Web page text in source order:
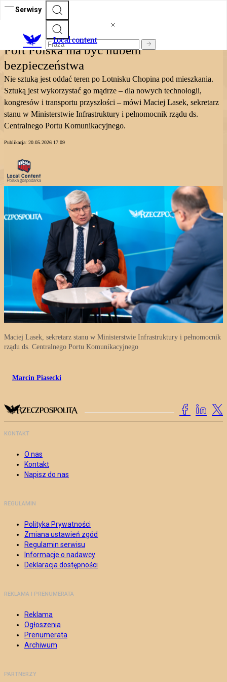
Serwisy
Local content
Port Polska ma być hubem
bezpieczeństwa
Nie sztuką jest oddać teren po Lotnisku Chopina pod mieszkania.
Sztuką jest wykorzystać go mądrze – dla nowych technologii,
kongresów i transportu przyszłości – mówi Maciej Lasek, sekretarz
stanu w Ministerstwie Infrastruktury i pełnomocnik rządu ds.
Centralnego Portu Komunikacyjnego.
Publikacja: 20.05.2026 17:09
Maciej Lasek, sekretarz stanu w Ministerstwie Infrastruktury i pełnomocnik
rządu ds. Centralnego Portu Komunikacyjnego
Marcin Piasecki
KONTAKT
O nas
Kontakt
Napisz do nas
REGULAMIN
Polityka Prywatności
Zmiana ustawień zgód
Regulamin serwisu
Informacje o nadawcy
Deklaracja dostępności
REKLAMA I PRENUMERATA
Reklama
Ogłoszenia
Prenumerata
Archiwum
PARTNERZY